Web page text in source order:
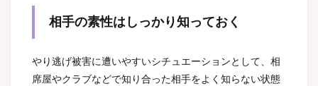
相手の素性はしっかり知っておく
やり逃げ被害に遭いやすいシチュエーションとして、相
席屋やクラブなどで知り合った相手をよく知らない状態